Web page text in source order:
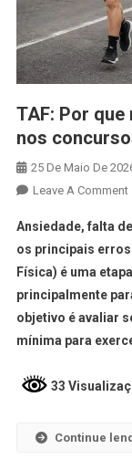
TAF: Por
nos
25 De Maio De
Leave A Comment
Ansiedade, falta
os principais erros
Física) é uma
principalmente
objetivo é avaliar
mínima para
33
Continue